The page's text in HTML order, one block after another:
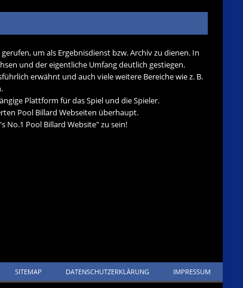
um als Ergebnisdienst bzw. Archiv zu dienen. In
und der eigentliche Umfang deutlich gestiegen.
erwähnt und auch viele weitere Bereiche wie z. B.
Plattform für das Spiel und die Spieler.
Pool Billard Webseiten überhaupt.
No.1 Pool Billard Website" zu sein!
SITEMAP DATENSCHUTZERKLÄRUNG IMPRESSUM